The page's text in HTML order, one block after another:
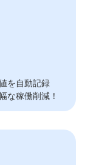
を自動記録
な稼働削減！